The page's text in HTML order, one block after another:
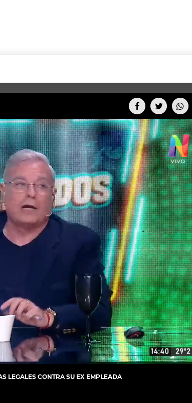
HAIR RECOVERY
GOSSIP
ENTROMETIDOS EN LA TELE
ENTRE NOS
MODO FONTEVECCHIA
PERIODISMO PURO
REPERFILAR
CINE NET
TODOS PODEMOS
PARES DE COMEDIA
FIESTAS ARGENTINAS
BELLEZA FASHION
FULL FACE TV
DESAFÍO 10 AÑOS
AGENDA
LEGALES CONTRA SU EX EMPLEADA